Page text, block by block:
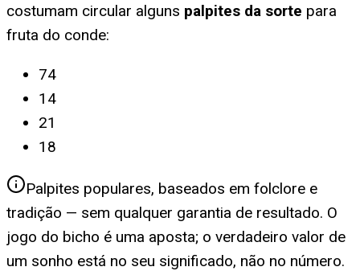
costumam circular alguns palpites da sorte para
fruta do conde:
74
14
21
18
Palpites populares, baseados em folclore e
tradição — sem qualquer garantia de resultado. O
jogo do bicho é uma aposta; o verdadeiro valor de
um sonho está no seu significado, não no número.